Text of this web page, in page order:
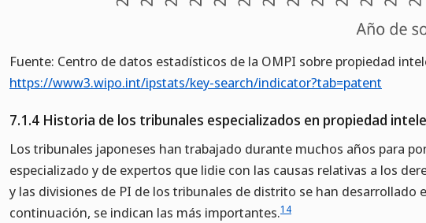
Fuente: Centro de datos estadísticos de la OMPI sobre propiedad
https://www3.wipo.int/ipstats/key-search/indicator?tab=patent
7.1.4 Historia de los tribunales especializados en propiedad
Los tribunales japoneses han trabajado durante muchos años para
especializado y de expertos que lidie con las causas relativas a los
y las divisiones de PI de los tribunales de distrito se han desarrollado
continuación, se indican las más importantes.14